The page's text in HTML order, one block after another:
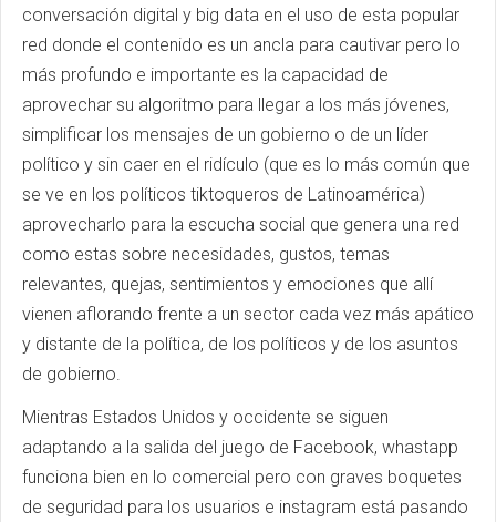
conversación digital y big data en el uso de esta popular
red donde el contenido es un ancla para cautivar pero lo
más profundo e importante es la capacidad de
aprovechar su algoritmo para llegar a los más jóvenes,
simplificar los mensajes de un gobierno o de un líder
político y sin caer en el ridículo (que es lo más común que
se ve en los políticos tiktoqueros de Latinoamérica)
aprovecharlo para la escucha social que genera una red
como estas sobre necesidades, gustos, temas
relevantes, quejas, sentimientos y emociones que allí
vienen aflorando frente a un sector cada vez más apático
y distante de la política, de los políticos y de los asuntos
de gobierno.
Mientras Estados Unidos y occidente se siguen
adaptando a la salida del juego de Facebook, whastapp
funciona bien en lo comercial pero con graves boquetes
de seguridad para los usuarios e instagram está pasando